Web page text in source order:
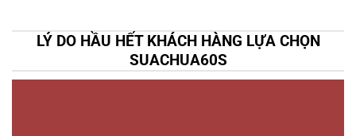
LÝ DO HẦU HẾT KHÁCH HÀNG LỰA CHỌN
SUACHUA60S